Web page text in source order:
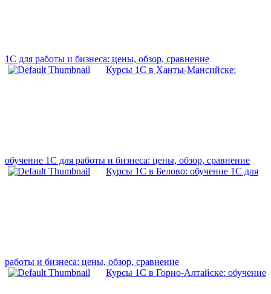
1С для работы и бизнеса: цены, обзор, сравнение
Курсы 1С в Ханты-Мансийске:
обучение 1С для работы и бизнеса: цены, обзор, сравнение
Курсы 1С в Белово: обучение 1С для
работы и бизнеса: цены, обзор, сравнение
Курсы 1С в Горно-Алтайске: обучение